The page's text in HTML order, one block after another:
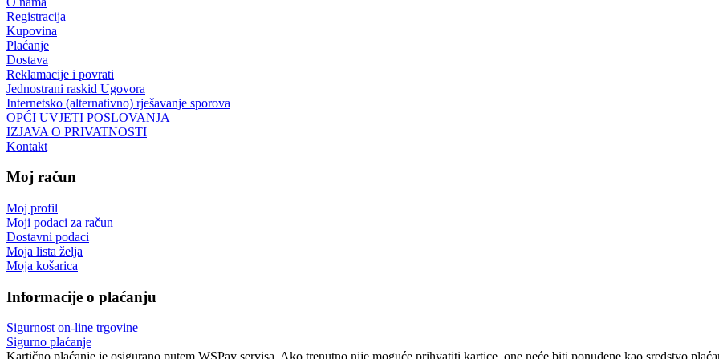
Registracija
Kupovina
Plaćanje
Dostava
Reklamacije i povrati
Jednostrani raskid Ugovora
Internetsko (alternativno) rješavanje sporova
OPĆI UVJETI POSLOVANJA
IZJAVA O PRIVATNOSTI
Kontakt
Moj račun
Moj profil
Moji podaci za račun
Dostavni podaci
Moja lista želja
Moja košarica
Informacije o plaćanju
Sigurnost on-line trgovine
Sigurno plaćanje